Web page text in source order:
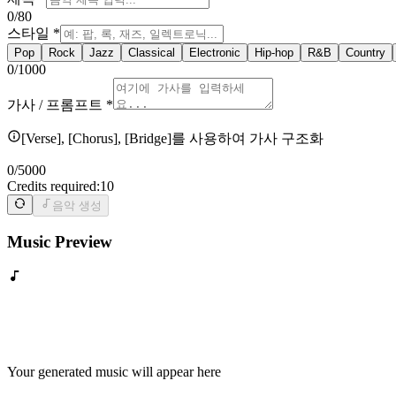
0/80
스타일 *
Pop Rock Jazz Classical Electronic Hip-hop R&B Country
0/1000
가사 / 프롬프트 *
[Verse], [Chorus], [Bridge]를 사용하여 가사 구조화
0/5000
Credits required:10
음악 생성
Music Preview
Your generated music will appear here